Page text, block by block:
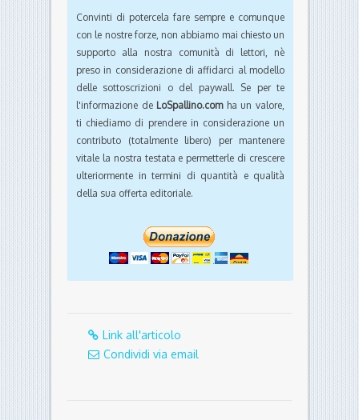
Convinti di potercela fare sempre e comunque
con le nostre forze, non abbiamo mai chiesto un
supporto alla nostra comunità di lettori, nè
preso in considerazione di affidarci al modello
delle sottoscrizioni o del paywall. Se per te
l'informazione de LoSpallino.comha un valore,
ti chiediamo di prendere in considerazione un
contributo (totalmente libero) per mantenere
vitale la nostra testata e permetterle di crescere
ulteriormente in termini di quantità e qualità
della sua offerta editoriale.
Link all'articolo
Condividi via email